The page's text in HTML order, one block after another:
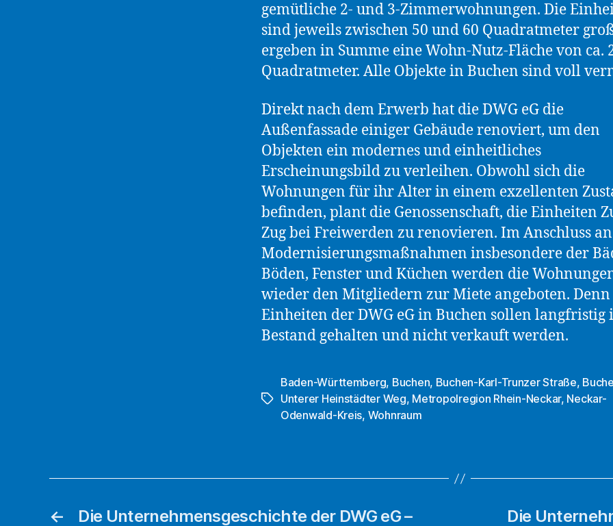
gemütliche 2- und 3-Zimmerwohnungen. Die
sind jeweils zwischen 50 und 60 Quadratmeter
ergeben in Summe eine Wohn-Nutz-Fläche von ca.
Quadratmeter. Alle Objekte in Buchen sind voll
Direkt nach dem Erwerb hat die DWG eG die
Außenfassade einiger Gebäude renoviert, um den
Objekten ein modernes und einheitliches
Erscheinungsbild zu verleihen. Obwohl sich die
Wohnungen für ihr Alter in einem exzellenten
befinden, plant die Genossenschaft, die Einheiten
Zug bei Freiwerden zu renovieren. Im Anschluss
Modernisierungsmaßnahmen insbesondere der
Böden, Fenster und Küchen werden die
wieder den Mitgliedern zur Miete angeboten.
Einheiten der DWG eG in Buchen sollen langfristig
Bestand gehalten und nicht verkauft werden.
Schlagwörter
Baden-Württemberg, Buchen, Buchen-Karl-Trunzer Straße,
Unterer Heinstädter Weg, Metropolregion Rhein-Neckar, Neckar-
Odenwald-Kreis, Wohnraum
← Die Unternehmensgeschichte der DWG eG – Die